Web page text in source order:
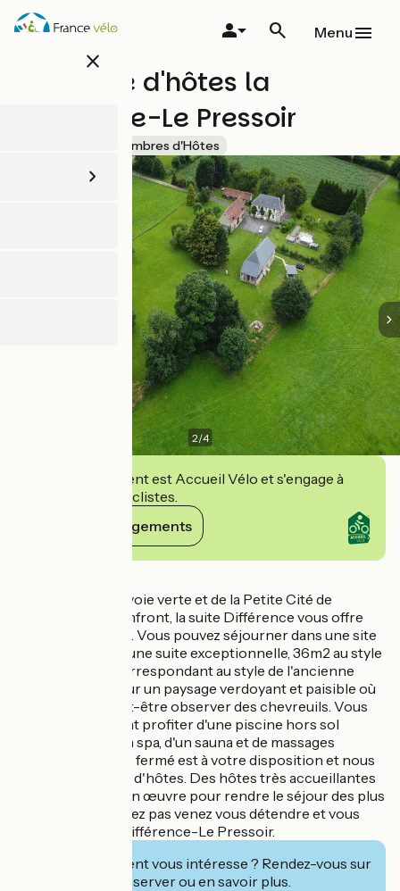
Aller
au
close
Menu
Chambre d'hôtes la
Différence-Le Pressoir
Chambres d'Hôtes
2/4
Cet établissement est Accueil Vélo et s'engage à
accueillir des cyclistes.
Voir ses engagements
A proximité de la voie verte et de la Petite Cité de
Caractère de Domfront, la suite Différence vous offre
espace et confort. Vous pouvez séjourner dans une site
enchanteur avec une suite exceptionnelle, 36m2 au style
contemporain correspondant au style de l'ancienne
grange, ouverte sur un paysage verdoyant et paisible où
vous pourrez peut-être observer des chevreuils. Vous
pourrez également profiter d'une piscine hors sol
(saisonnière), d'un spa, d'un sauna et de massages
(suppl). Un garage fermé est à votre disposition et nous
proposons tables d'hôtes. Des hôtes très accueillantes
qui mettent tout en œuvre pour rendre le séjour des plus
agréables. N'hésitez pas venez vous détendre et vous
ressourcer à La Différence-Le Pressoir.
Cet établissement vous intéresse ? Rendez-vous sur
leur site pour réserver ou en savoir plus.